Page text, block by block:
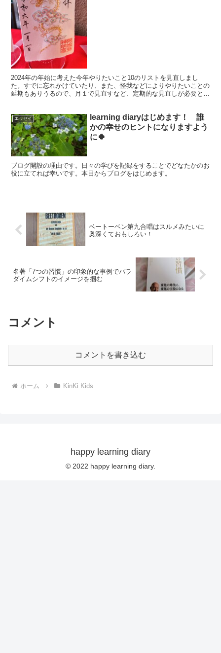
2024年の年始に考えた今年やりたいこと10のリストを見直しまし
た。すでに忘れかけていたり、また、怪我などによりやりたいことの
延期もありうるので、月１で見直すなど、定期的な見直しが必要と気
エッセイ
learning diaryはじめます！ 誰
かの幸せのヒントになりますよう
に🍀
ブログ開設の理由です。日々の学びを記録をすることでどなたかのお
役に立てれば幸いです。本日からブログをはじめます。
ベートーベン第九合唱はスルメみたいに
奥深くておもしろい！
名著「7つの習慣」の印象的な事例でパラ
ダイムシフトのイメージを掴む
コメント
コメントを書き込む
ホーム KinKi Kids
happy learning diary
© 2022 happy learning diary.